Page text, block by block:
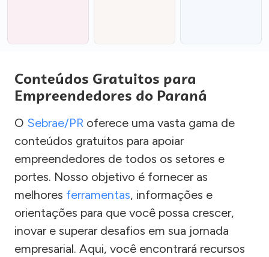
Conteúdos Gratuitos para
Empreendedores do Paraná
O Sebrae/PR oferece uma vasta gama de
conteúdos gratuitos para apoiar
empreendedores de todos os setores e
portes. Nosso objetivo é fornecer as
melhores ferramentas, informações e
orientações para que você possa crescer,
inovar e superar desafios em sua jornada
empresarial. Aqui, você encontrará recursos